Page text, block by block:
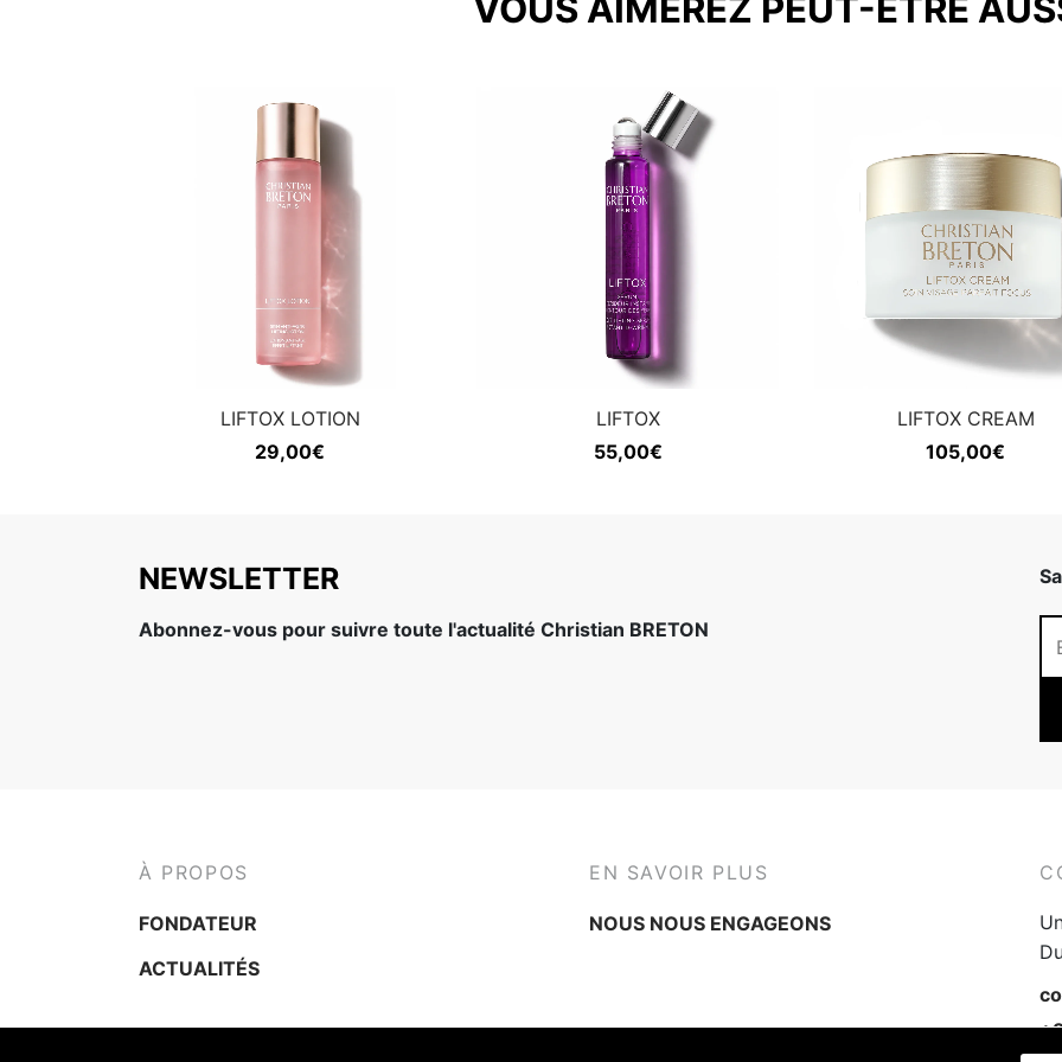
VOUS AIMEREZ PEUT-ÊTRE
LIFTOX LOTION
29,00€
LIFTOX
55,00€
LIFTOX CREAM
105,00€
NEWSLETTER
Abonnez-vous pour suivre toute l'actualité Christian BRETON
À PROPOS
FONDATEUR
ACTUALITÉS
EN SAVOIR PLUS
NOUS NOUS ENGAGEONS